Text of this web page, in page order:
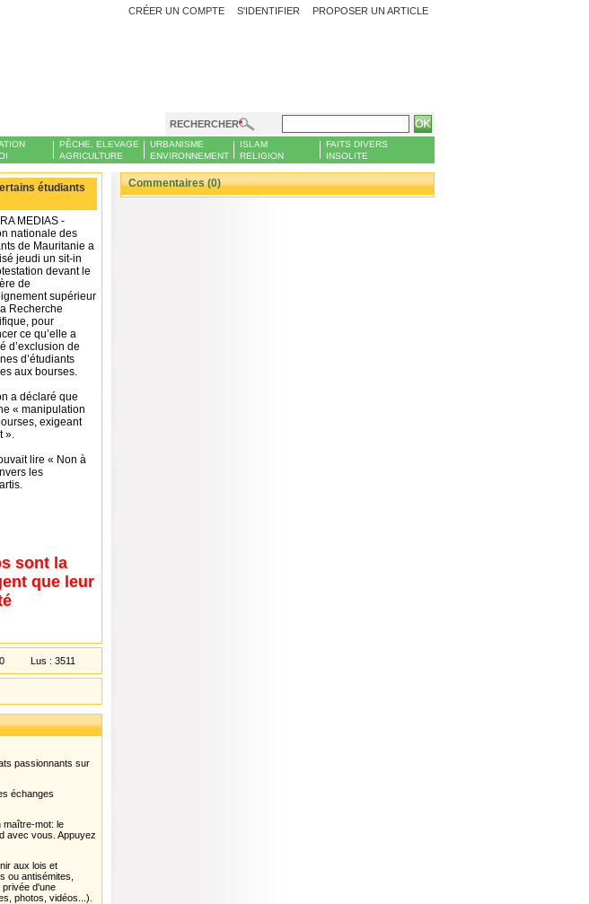
PROPOSER UN ARTICLE
CRÉER UN COMPTE S'IDENTIFIER
RECHERCHER
PÊCHE, ELEVAGE
AGRICULTURE
URBANISME
ENVIRONNEMENT
ISLAM
RELIGION
FAITS DIVERS
INSOLITE
étudiants
MEDIAS -
nationale des
de Mauritanie a
jeudi un sit-in
devant le
de
supérieur
Recherche
pour
ce qu’elle a
d’exclusion de
d’étudiants
aux bourses.
a déclaré que
« manipulation
exigeant
».
lire « Non à
les
sont la
que leur
0 Lus : 3511
passionnants sur
échanges
maître-mot: le
avec vous. Appuyez
aux lois et
ou antisémites,
privée d'une
photos, vidéos...).
Commentaires (0)